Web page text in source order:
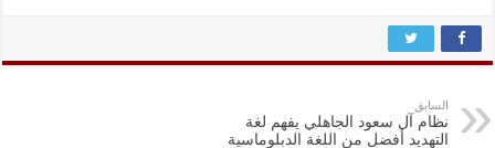
السابق
نظام آل سعود الجاهلي يفهم لغة
التهديد أفضل من اللغة الدبلوماسية